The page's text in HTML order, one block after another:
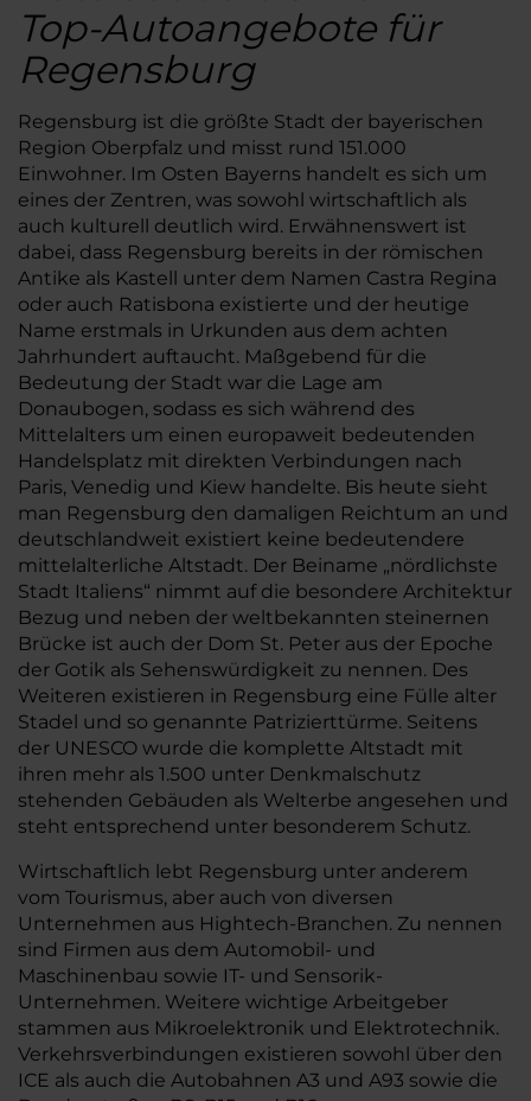
Top-Autoangebote für
Regensburg
Regensburg ist die größte Stadt der bayerischen
Region Oberpfalz und misst rund 151.000
Einwohner. Im Osten Bayerns handelt es sich um
eines der Zentren, was sowohl wirtschaftlich als
auch kulturell deutlich wird. Erwähnenswert ist
dabei, dass Regensburg bereits in der römischen
Antike als Kastell unter dem Namen Castra Regina
oder auch Ratisbona existierte und der heutige
Name erstmals in Urkunden aus dem achten
Jahrhundert auftaucht. Maßgebend für die
Bedeutung der Stadt war die Lage am
Donaubogen, sodass es sich während des
Mittelalters um einen europaweit bedeutenden
Handelsplatz mit direkten Verbindungen nach
Paris, Venedig und Kiew handelte. Bis heute sieht
man Regensburg den damaligen Reichtum an und
deutschlandweit existiert keine bedeutendere
mittelalterliche Altstadt. Der Beiname „nördlichste
Stadt Italiens“ nimmt auf die besondere Architektur
Bezug und neben der weltbekannten steinernen
Brücke ist auch der Dom St. Peter aus der Epoche
der Gotik als Sehenswürdigkeit zu nennen. Des
Weiteren existieren in Regensburg eine Fülle alter
Stadel und so genannte Patrizierttürme. Seitens
der UNESCO wurde die komplette Altstadt mit
ihren mehr als 1.500 unter Denkmalschutz
stehenden Gebäuden als Welterbe angesehen und
steht entsprechend unter besonderem Schutz.
Wirtschaftlich lebt Regensburg unter anderem
vom Tourismus, aber auch von diversen
Unternehmen aus Hightech-Branchen. Zu nennen
sind Firmen aus dem Automobil- und
Maschinenbau sowie IT- und Sensorik-
Unternehmen. Weitere wichtige Arbeitgeber
stammen aus Mikroelektronik und Elektrotechnik.
Verkehrsverbindungen existieren sowohl über den
ICE als auch die Autobahnen A3 und A93 sowie die